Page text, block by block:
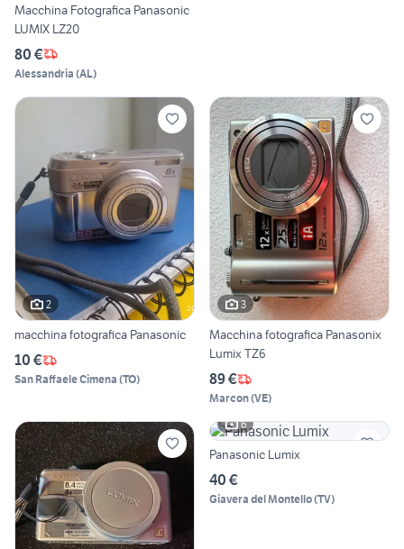
Macchina Fotografica Panasonic
LUMIX LZ20
80 €
Alessandria (AL)
2
macchina fotografica Panasonic
10 €
San Raffaele Cimena (TO)
3
Macchina fotografica Panasonix
Lumix TZ6
89 €
Marcon(VE)
6
Panasonic Lumix
40 €
Giavera del Montello(TV)